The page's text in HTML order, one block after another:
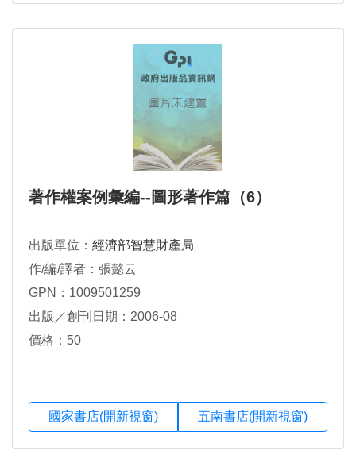
著作權案例彙編--圖形著作篇（6）
出版單位： 經濟部智慧財產局
作/編/譯者：張懿云
GPN：1009501259
出版／創刊日期：2006-08
價格：50
國家書店(開新視窗) 五南書店(開新視窗)